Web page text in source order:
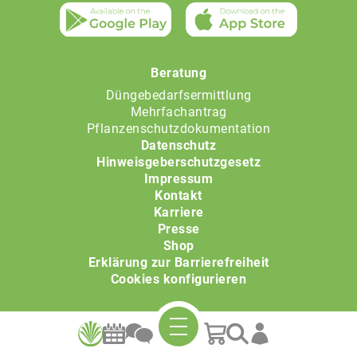
Beratung
Düngebedarfsermittlung
Mehrfachantrag
Pflanzenschutzdokumentation
Datenschutz
Hinweisgeberschutzgesetz
Impressum
Kontakt
Karriere
Presse
Shop
Erklärung zur Barrierefreiheit
Cookies konfigurieren